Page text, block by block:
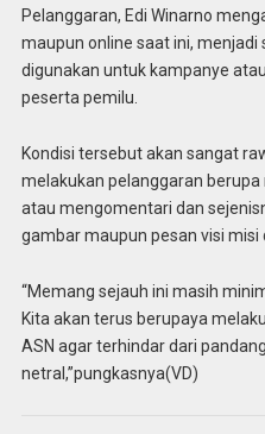
Pelanggaran, Edi Winarno
maupun online saat ini,
digunakan untuk kampanye
peserta pemilu.
Kondisi tersebut akan sangat
melakukan pelanggaran
atau mengomentari dan
gambar maupun pesan visi misi
“Memang sejauh ini masih
Kita akan terus berupaya
ASN agar terhindar dari
netral,”pungkasnya(VD)